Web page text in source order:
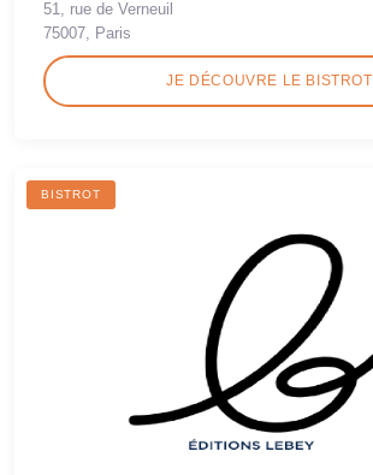
51, rue de Verneuil
75007, Paris
JE DÉCOUVRE LE BISTROT
BISTROT